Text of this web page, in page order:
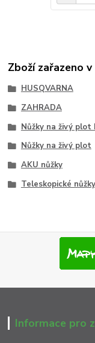
Zboží zařazeno
HUSQVARNA
ZAHRADA
Nůžky na živý plot
Nůžky na živý plot
AKU nůžky
Teleskopické nůžky
Informace pro